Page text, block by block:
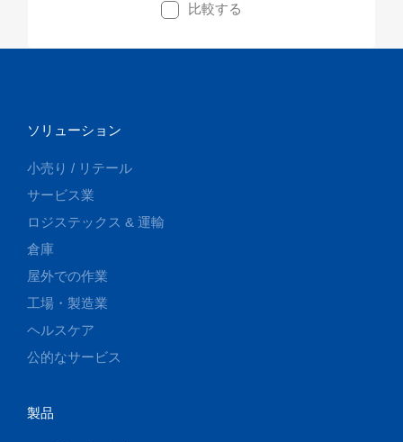
比較する
ソリューション
小売り / リテール
サービス業
ロジステックス & 運輸
倉庫
屋外での作業
工場・製造業
ヘルスケア
公的なサービス
製品